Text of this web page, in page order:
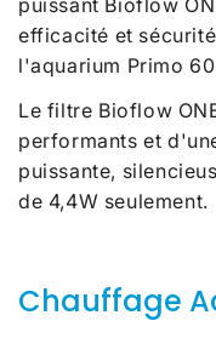
efficacité et
l'aquarium Primo 60
Le filtre Bioflow
performants et
puissante,
de 4,4W seulement.
Chauffage